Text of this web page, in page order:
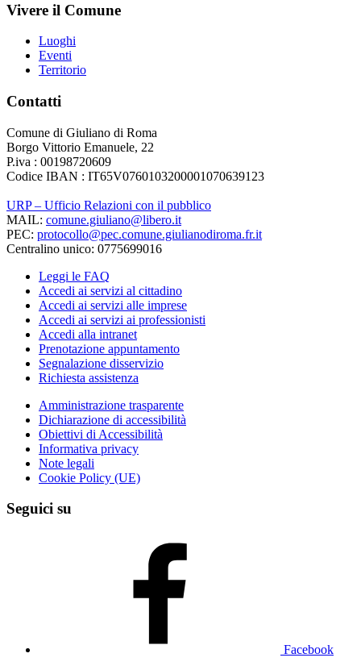
Vivere il Comune
Luoghi
Eventi
Territorio
Contatti
Comune di Giuliano di Roma
Borgo Vittorio Emanuele, 22
P.iva : 00198720609
Codice IBAN : IT65V0760103200001070639123
URP – Ufficio Relazioni con il pubblico
MAIL: comune.giuliano@libero.it
PEC: protocollo@pec.comune.giulianodiroma.fr.it
Centralino unico: 0775699016
Leggi le FAQ
Accedi ai servizi al cittadino
Accedi ai servizi alle imprese
Accedi ai servizi ai professionisti
Accedi alla intranet
Prenotazione appuntamento
Segnalazione disservizio
Richiesta assistenza
Amministrazione trasparente
Dichiarazione di accessibilità
Obiettivi di Accessibilità
Informativa privacy
Note legali
Cookie Policy (UE)
Seguici su
Facebook